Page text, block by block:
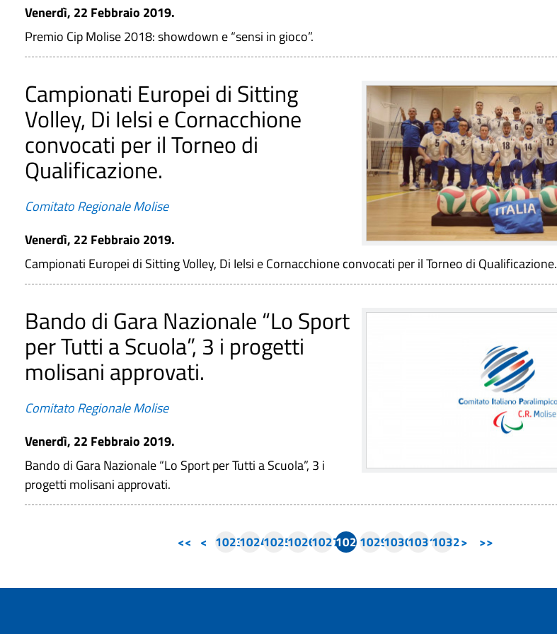
Venerdì, 22 Febbraio 2019.
Premio Cip Molise 2018: showdown e “sensi in gioco”.
Campionati Europei di Sitting
Volley, Di Ielsi e Cornacchione
convocati per il Torneo di
Qualificazione.
Comitato Regionale Molise
Venerdì, 22 Febbraio 2019.
Campionati Europei di Sitting Volley, Di Ielsi e Cornacchione convocati per il Torneo di Qualificazione.
Bando di Gara Nazionale “Lo Sport
per Tutti a Scuola”, 3 i progetti
molisani approvati.
Comitato Regionale Molise
Venerdì, 22 Febbraio 2019.
Bando di Gara Nazionale “Lo Sport per Tutti a Scuola”, 3 i
progetti molisani approvati.
<< < 1023102410251026102710281029103010311032> >>